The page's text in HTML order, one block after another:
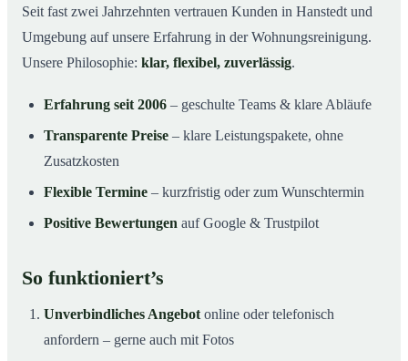
Seit fast zwei Jahrzehnten vertrauen Kunden in Hanstedt und
Umgebung auf unsere Erfahrung in der Wohnungsreinigung.
Unsere Philosophie: klar, flexibel, zuverlässig.
Erfahrung seit 2006 – geschulte Teams & klare Abläufe
Transparente Preise – klare Leistungspakete, ohne
Zusatzkosten
Flexible Termine – kurzfristig oder zum Wunschtermin
Positive Bewertungen auf Google & Trustpilot
So funktioniert’s
Unverbindliches Angebot online oder telefonisch
anfordern – gerne auch mit Fotos